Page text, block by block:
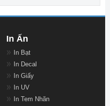
In Ấn
In Bạt
In Decal
In Giấy
In UV
In Tem Nhãn